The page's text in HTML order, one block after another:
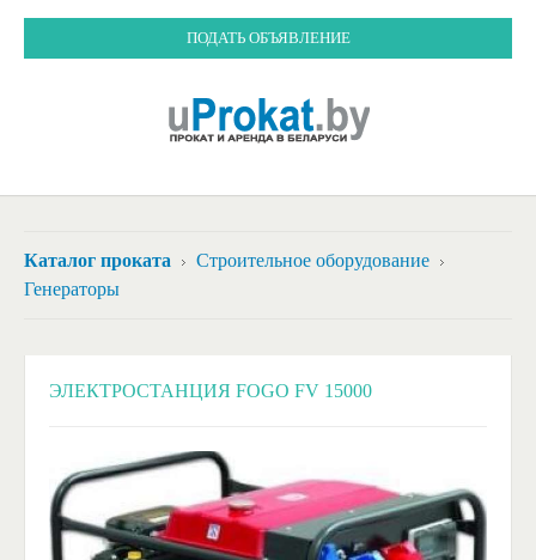
ПОДАТЬ ОБЪЯВЛЕНИЕ
Каталог проката
Строительное оборудование
Генераторы
ЭЛЕКТРОСТАНЦИЯ FOGO FV 15000